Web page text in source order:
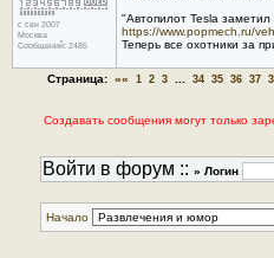
с сен 2007
Москва
Сообщений: 2485
"Автопилот Tesla
https://www.popmech.ru/
Теперь все охотники за
Страница: «« 1 2 3 34 35 36 37
Создавать сообщения могут только
Войти в форум :: » Логин
Начало